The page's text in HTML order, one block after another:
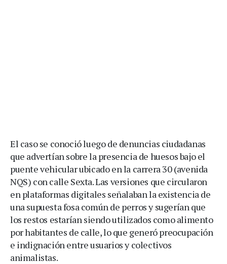
El caso se conoció luego de denuncias ciudadanas
que advertían sobre la presencia de huesos bajo el
puente vehicular ubicado en la carrera 30 (avenida
NQS) con calle Sexta. Las versiones que circularon
en plataformas digitales señalaban la existencia de
una supuesta fosa común de perros y sugerían que
los restos estarían siendo utilizados como alimento
por habitantes de calle, lo que generó preocupación
e indignación entre usuarios y colectivos
animalistas.